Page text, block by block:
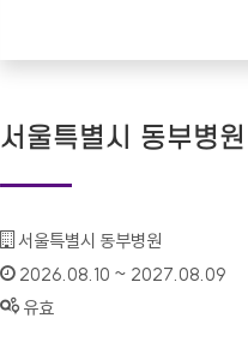
서울특별시 동부병원
기관명 :
서울특별시 동부병원
인증기간 :
2026.08.10 ~ 2027.08.09
상태 :
유효